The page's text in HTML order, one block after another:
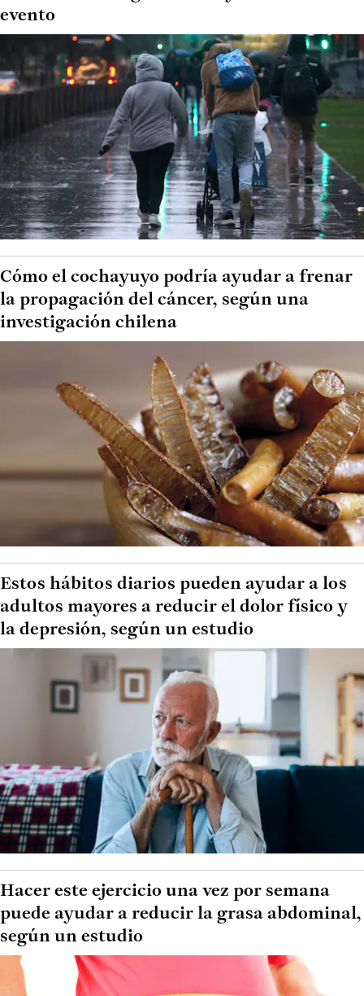
evento
Cómo el cochayuyo podría ayudar a frenar
la propagación del cáncer, según una
investigación chilena
Estos hábitos diarios pueden ayudar a los
adultos mayores a reducir el dolor físico y
la depresión, según un estudio
Hacer este ejercicio una vez por semana
puede ayudar a reducir la grasa abdominal,
según un estudio